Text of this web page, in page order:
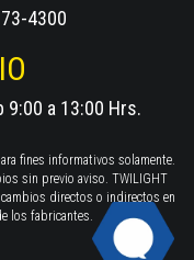
4300
9:00 a 13:00 Hrs.
fines informativos solamente.
sin previo aviso. TWILIGHT
directos o indirectos en
los fabricantes.